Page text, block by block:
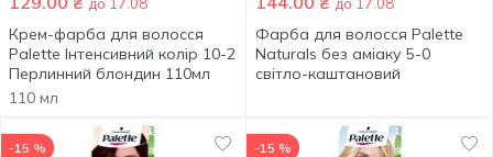
Крем-фарба для волосся
Palette Інтенсивний колір 10-2
Перлинний блондин 110мл
110 мл
Фарба для волосся Palette
Naturals без аміаку 5-0
світло-каштановий
-15 % -15 %